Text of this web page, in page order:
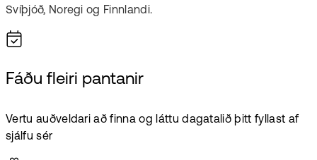
Svíþjóð, Noregi og Finnlandi.
Fáðu fleiri pantanir
Vertu auðveldari að finna og láttu dagatalið þitt fyllast af
sjálfu sér